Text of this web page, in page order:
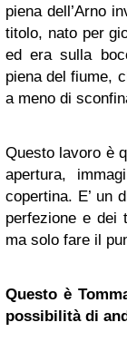
piena dell’Arno
titolo, nato per
ed era sulla
piena del fiume,
a meno di
Questo lavoro è
apertura,
copertina. E’ un
perfezione e dei
ma solo fare il
Questo è
possibilità di